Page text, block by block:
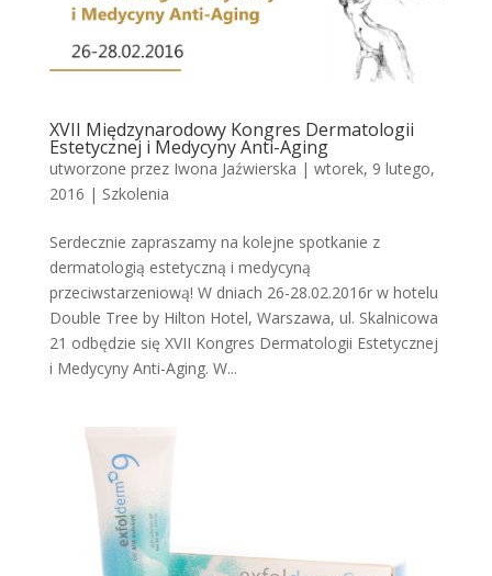
XVII Międzynarodowy Kongres Dermatologii
Estetycznej i Medycyny Anti-Aging
utworzone przez Iwona Jaźwierska | wtorek, 9 lutego,
2016 | Szkolenia
Serdecznie zapraszamy na kolejne spotkanie z
dermatologią estetyczną i medycyną
przeciwstarzeniową! W dniach 26-28.02.2016r w hotelu
Double Tree by Hilton Hotel, Warszawa, ul. Skalnicowa
21 odbędzie się XVII Kongres Dermatologii Estetycznej
i Medycyny Anti-Aging. W...